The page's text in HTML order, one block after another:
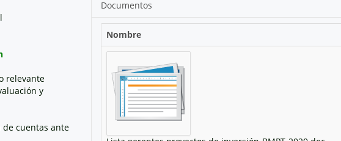
relevante
y
cuentas ante
Documentos
Nombre